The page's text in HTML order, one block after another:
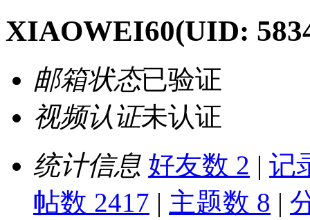
XIAOWEI60(UID:
邮箱状态已验证
视频认证未认证
统计信息 好友数 2 | 记
帖数 2417 | 主题数 8 |